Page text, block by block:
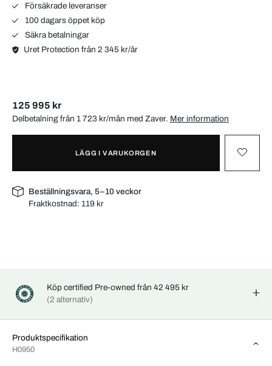
Försäkrade leveranser
100 dagars öppet köp
Säkra betalningar
Uret Protection från 2 345 kr/år
125 995 kr
Delbetalning från 1 723 kr/mån med Zaver. Mer information
LÄGG I VARUKORGEN
Beställningsvara, 5–10 veckor
Fraktkostnad: 119 kr
Köp certified Pre-owned från 42 495 kr
(2 alternativ)
Produktspecifikation
H0950